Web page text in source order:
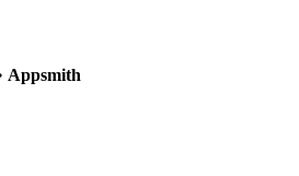
Appsmith